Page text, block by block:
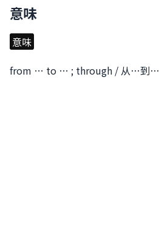
意味
意味
from … to … ; through / 从…到…